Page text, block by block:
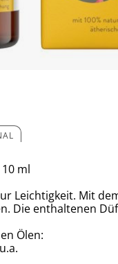
ml
Leichtigkeit. Mit
Die enthaltenen
Ölen: